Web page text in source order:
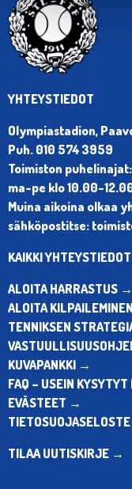
YHTEYSTIEDOT
Olympiastadion,
Puh. 010 574 3959
Toimiston puhelinajat:
ma-pe klo 10.00-
Muina aikoina olkaa
sähköpostitse:
KAIKKI
ALOITA HARRASTUS →
ALOITA
TENNIKSEN
KUVAPANKKI →
FAQ – USEIN
EVÄSTEET →
TILAA UUTISKIRJE →